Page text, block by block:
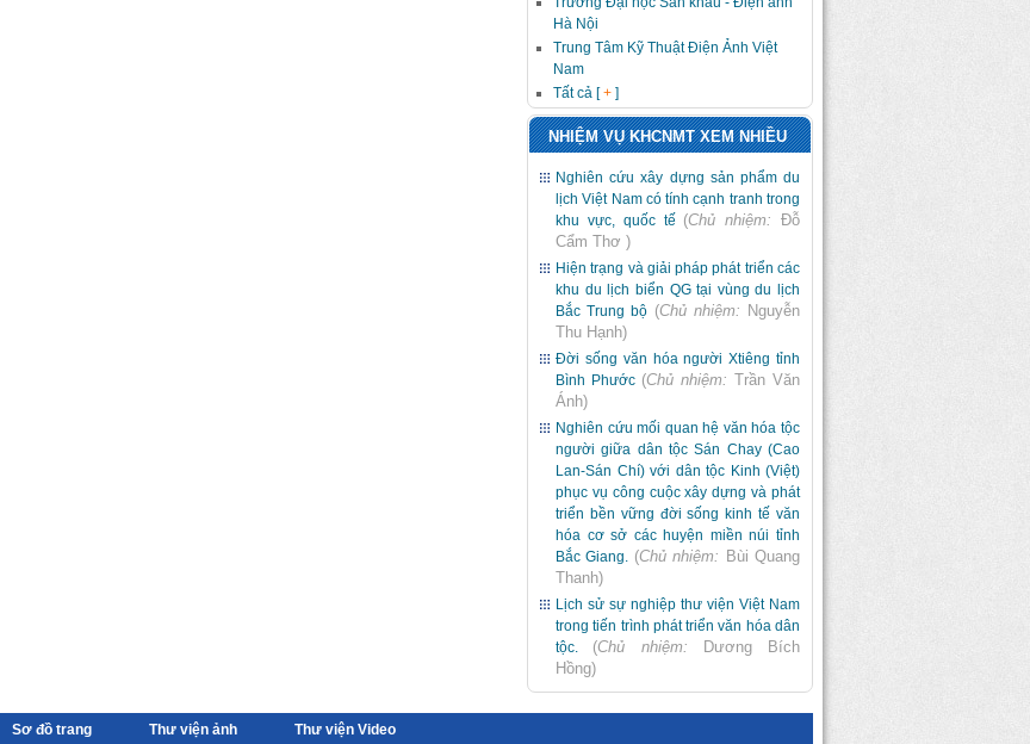
Hà Nội
Trung Tâm Kỹ Thuật Điện Ảnh Việt
Nam
Tất cả [+ ]
NHIỆM VỤ KHCNMT XEM NHIỀU
Nghiên cứu xây dựng sản phẩm du
lịch Việt Nam có tính cạnh tranh trong
khu vực, quốc tế (Chủ nhiệm:
Đỗ
Cẩm Thơ )
Hiện trạng và giải pháp phát triển các
khu du lịch biển QG tại vùng du lịch
Bắc Trung bộ (Chủ nhiệm: Nguyễn
Thu Hạnh)
Đời sống văn hóa người Xtiêng tỉnh
Bình Phước (Chủ nhiệm: Trần Văn
Ánh)
Nghiên cứu mối quan hệ văn hóa tộc
người giữa dân tộc Sán Chay (Cao
Lan-Sán Chí) với dân tộc Kinh (Việt)
phục vụ công cuộc xây dựng và phát
triển bền vững đời sống kinh tế văn
hóa cơ sở các huyện miền núi tỉnh
Bắc Giang. (Chủ nhiệm: Bùi Quang
Thanh)
Lịch sử sự nghiệp thư viện Việt Nam
trong tiến trình phát triển văn hóa dân
tộc.
(Chủ nhiệm:
Dương Bích
Hồng)
Sơ đồ trang Thư viện ảnh Thư viện Video